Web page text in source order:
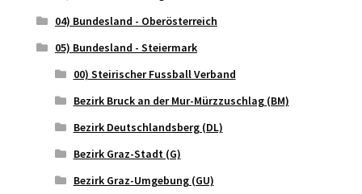
04) Bundesland - Oberösterreich
05) Bundesland - Steiermark
00) Steirischer Fussball Verband
Bezirk Bruck an der Mur-Mürzzuschlag (BM)
Bezirk Deutschlandsberg (DL)
Bezirk Graz-Stadt (G)
Bezirk Graz-Umgebung (GU)